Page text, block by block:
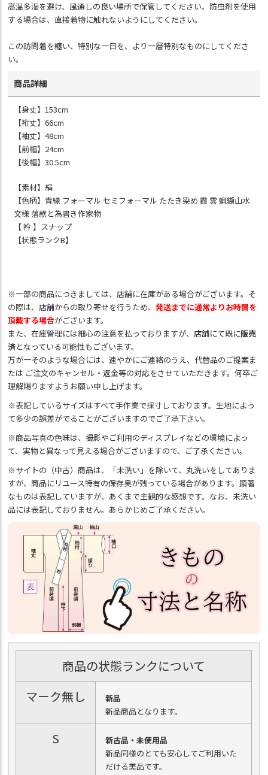
高温多湿を避け、風通しの良い場所で保管してください。防虫剤を使用
する場合は、直接着物に触れないようにしてください。
この訪問着を纏い、特別な一日を、より一層特別なものにしてくださ
い。
商品詳細
【身丈】153cm
【裄丈】66cm
【袖丈】48cm
【前幅】24cm
【後幅】30.5cm
【素材】絹
【色柄】青緑 フォーマル セミフォーマル たたき染め 霞 雲 蝋纈山水
文様 落款と為書き作家物
【 衿 】スナップ
【状態ランクB】
※一部の商品につきましては、店舗に在庫がある場合がございます。そ
の際は、店舗からの取り寄せを行うため、発送までに通常よりお時間を
頂戴する場合がございます。
また、在庫管理には細心の注意を払っておりますが、店舗にて既に販売
済となっている可能性もございます。
万が一そのような場合には、速やかにご連絡のうえ、代替品のご提案ま
たは ご注文のキャンセル・返金等の対応をさせていただきます。何卒ご
理解賜りますようお願い申し上げます。
※表記しているサイズはすべて手作業で採寸しております。生地によっ
て多少の誤差がでることがございますのでご了承下さい。
※商品写真の色味は、撮影やご利用のディスプレイなどの環境によっ
て、実物と異なって見える場合がございますので、ご了承ください。
※サイトの（中古）商品は、「未洗い」を除いて、丸洗いをしてありま
すが、商品にリユース特有の保存臭が残っている場合があります。顕著
なものは表記していますが、あくまで主観的な感想です。なお、未洗い
品には表記しておりません。あらかじめご了承ください。
商品の状態ランクについて
マーク無し
新品
新品商品となります。
S
新古品・未使用品
新品同様のとても安心してご利用いた
だける美品です。